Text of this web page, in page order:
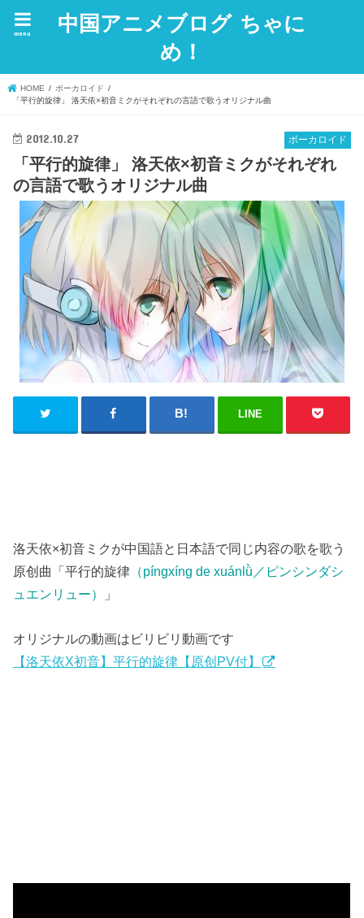
中国アニメブログ ちゃに
め！
menu
HOME
ボーカロイド
「平行的旋律」 洛天依×初音ミクがそれぞれの言語で歌うオリジナル曲
ボーカロイド
2012.10.27
「平行的旋律」 洛天依×初音ミクがそれぞれ
の言語で歌うオリジナル曲
LINE
洛天依×初音ミクが中国語と日本語で同じ内容の歌を歌う
原创曲「平行的旋律 （píngxíng de xuánlǜ／ピンシンダシ
ュエンリュー）
」
オリジナルの動画はビリビリ動画です
【洛天依X初音】平行的旋律【原创PV付】